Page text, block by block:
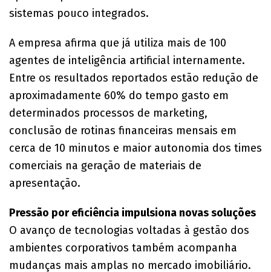
sistemas pouco integrados.
A empresa afirma que já utiliza mais de 100
agentes de inteligência artificial internamente.
Entre os resultados reportados estão redução de
aproximadamente 60% do tempo gasto em
determinados processos de marketing,
conclusão de rotinas financeiras mensais em
cerca de 10 minutos e maior autonomia dos times
comerciais na geração de materiais de
apresentação.
Pressão por eficiência impulsiona novas soluções
O avanço de tecnologias voltadas à gestão dos
ambientes corporativos também acompanha
mudanças mais amplas no mercado imobiliário.